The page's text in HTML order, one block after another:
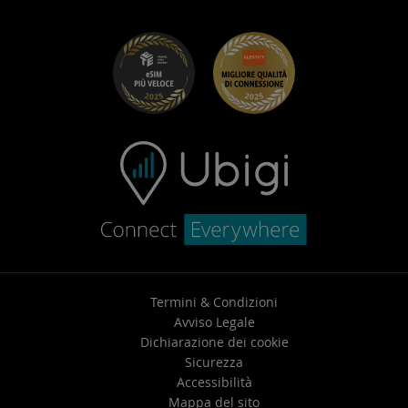
Risoluzione dei problemi
Centro assistenza
Contatta l’assistenza
Termini & Condizioni
Avviso Legale
Dichiarazione dei cookie
Sicurezza
Accessibilità
Mappa del sito